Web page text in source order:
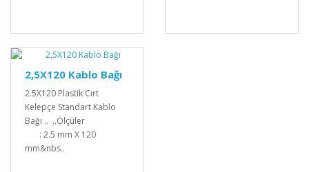
2,5X120 Kablo Bağı
2.5X120 Plastik Cırt
Kelepçe Standart Kablo
Bağı .. ..Ölçüler
: 2.5 mm X 120
mm&nbs..